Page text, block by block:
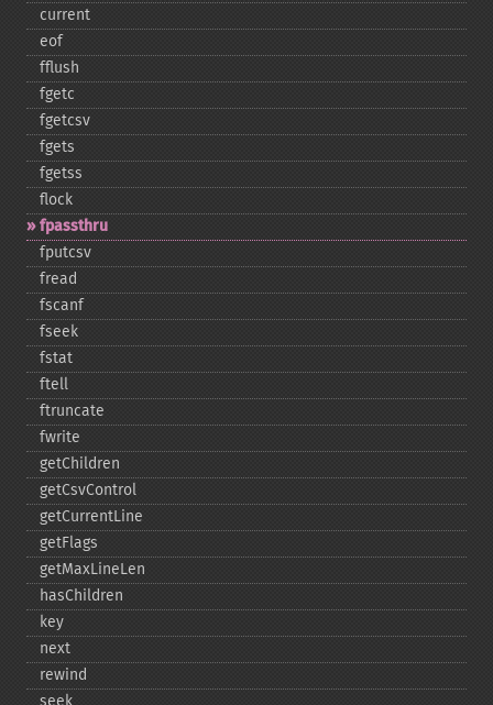
current
eof
fflush
fgetc
fgetcsv
fgets
fgetss
flock
fpassthru
fputcsv
fread
fscanf
fseek
fstat
ftell
ftruncate
fwrite
getChildren
getCsvControl
getCurrentLine
getFlags
getMaxLineLen
hasChildren
key
next
rewind
seek